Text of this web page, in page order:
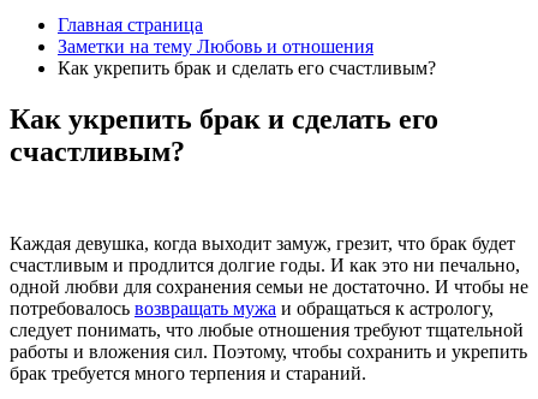
Главная страница
Заметки на тему Любовь и отношения
Как укрепить брак и сделать его счастливым?
Как укрепить брак и сделать его
счастливым?
Каждая девушка, когда выходит замуж, грезит, что брак будет
счастливым и продлится долгие годы. И как это ни печально,
одной любви для сохранения семьи не достаточно. И чтобы не
потребовалось возвращать мужа и обращаться к астрологу,
следует понимать, что любые отношения требуют тщательной
работы и вложения сил. Поэтому, чтобы сохранить и укрепить
брак требуется много терпения и стараний.